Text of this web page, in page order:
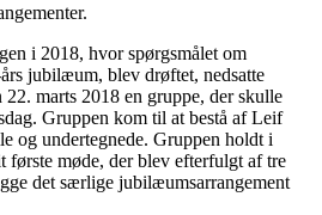
i 2018, hvor spørgsmålet om
jubilæum, blev drøftet, nedsatte
22. marts 2018 en gruppe, der skulle
Gruppen kom til at bestå af Leif
og undertegnede. Gruppen holdt i
første møde, der blev efterfulgt af tre
det særlige jubilæumsarrangement